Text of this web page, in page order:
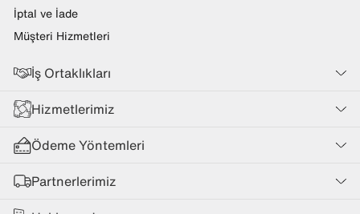
İptal ve İade
Müşteri Hizmetleri
İş Ortaklıkları
Hizmetlerimiz
Ödeme Yöntemleri
Partnerlerimiz